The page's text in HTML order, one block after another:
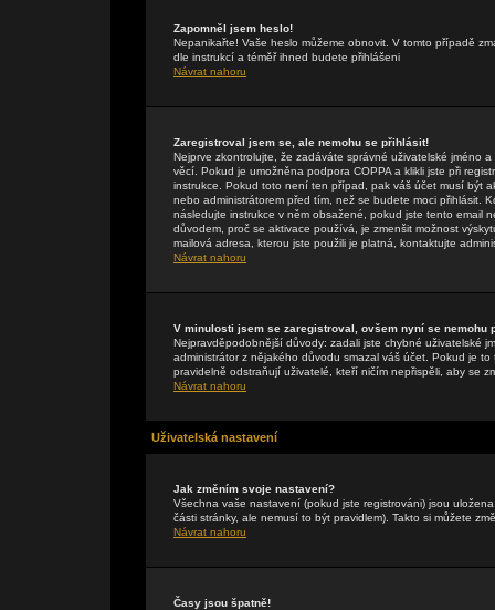
Zapomněl jsem heslo!
Nepanikařte! Vaše heslo můžeme obnovit. V tomto případě
dle instrukcí a téměř ihned budete přihlášeni
Návrat nahoru
Zaregistroval jsem se, ale nemohu se přihlásit!
Nejprve zkontrolujte, že zadáváte správné uživatelské jméno
věcí. Pokud je umožněna podpora COPPA a klikli jste při
instrukce. Pokud toto není ten případ, pak váš účet musí být
nebo administrátorem před tím, než se budete moci přihlásit.
následujte instrukce v něm obsažené, pokud jste tento email
důvodem, proč se aktivace používá, je zmenšit možnost
mailová adresa, kterou jste použili je platná, kontaktujte
Návrat nahoru
V minulosti jsem se zaregistroval, ovšem nyní se nemohu
Nejpravděpodobnější důvody: zadali jste chybné uživatelské
administrátor z nějakého důvodu smazal váš účet. Pokud je
pravidelně odstraňují uživatelé, kteří ničím nepřispěli, aby se
Návrat nahoru
Uživatelská nastavení
Jak změním svoje nastavení?
Všechna vaše nastavení (pokud jste registrováni) jsou
části stránky, ale nemusí to být pravidlem). Takto si můžete
Návrat nahoru
Časy jsou špatně!